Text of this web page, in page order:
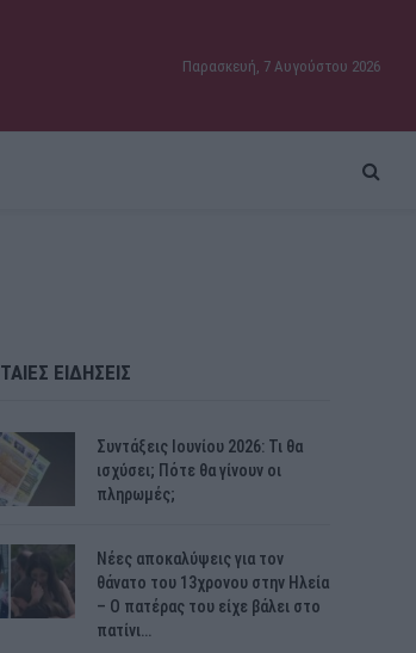
Παρασκευή, 7 Αυγούστου 2026
ΕΙΔΗΣΕΙΣ
Συντάξεις Ιουνίου 2026: Τι θα
ισχύσει; Πότε θα γίνουν οι
πληρωμές;
Νέες αποκαλύψεις για τον
θάνατο του 13χρονου στην Ηλεία
– Ο πατέρας του είχε βάλει στο
πατίνι…